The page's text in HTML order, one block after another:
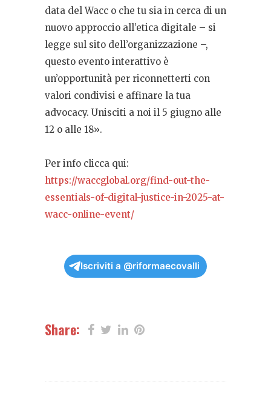
data del Wacc o che tu sia in cerca di un
nuovo approccio all’etica digitale – si
legge sul sito dell’organizzazione –,
questo evento interattivo è
un’opportunità per riconnetterti con
valori condivisi e affinare la tua
advocacy. Unisciti a noi il 5 giugno alle
12 o alle 18».
Per info clicca qui:
https://waccglobal.org/find-out-the-
essentials-of-digital-justice-in-2025-at-
wacc-online-event/
Iscriviti a @riformaecovalli
Share: